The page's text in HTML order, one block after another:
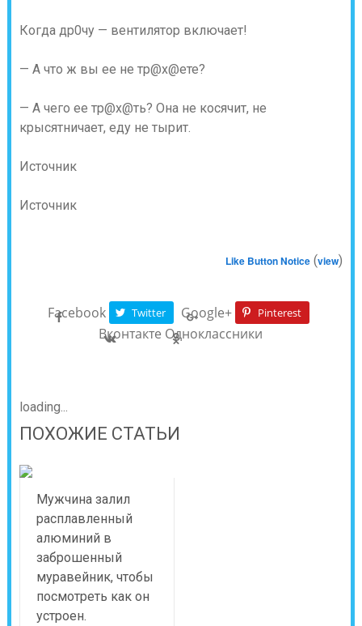
Когда др0чу — вентилятор включает!
— А что ж вы ее не тр@х@ете?
— А чего ее тр@х@ть? Она не косячит, не
крысятничает, еду не тырит.
Источник
Источник
Like Button Notice (view)
Facebook Twitter Google+ Pinterest
Вконтакте Одноклассники
loading...
ПОХОЖИЕ СТАТЬИ
Мужчина залил
расплавленный
алюминий в
заброшенный
муравейник, чтобы
посмотреть как он
устроен.